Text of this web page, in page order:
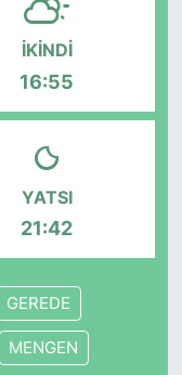
İKINDI
16:55
YATSI
21:42
GEREDE
MENGEN